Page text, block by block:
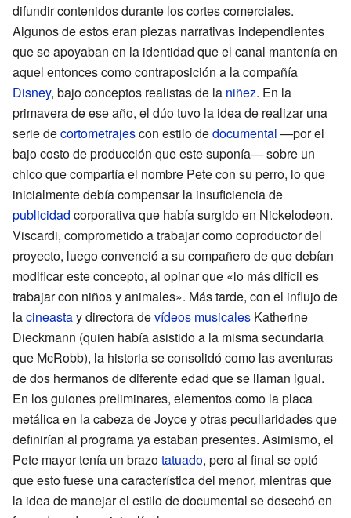
difundir contenidos durante los cortes comerciales.
Algunos de estos eran piezas narrativas independientes
que se apoyaban en la identidad que el canal mantenía en
aquel entonces como contraposición a la compañía
Disney, bajo conceptos realistas de la niñez. En la
primavera de ese año, el dúo tuvo la idea de realizar una
serie decortometrajescon estilo dedocumental —por el
bajo costo de producción que este suponía— sobre un
chico que compartía el nombre Pete con su perro, lo que
inicialmente debía compensar la insuficiencia de
publicidad corporativa que había surgido en Nickelodeon.
Viscardi, comprometido a trabajar como coproductor del
proyecto, luego convenció a su compañero de que debían
modificar este concepto, al opinar que «lo más difícil es
trabajar con niños y animales». Más tarde, con el influjo de
lacineastay directora devídeos musicales Katherine
Dieckmann (quien había asistido a la misma secundaria
que McRobb), la historia se consolidó como las aventuras
de dos hermanos de diferente edad que se llaman igual.
En los guiones preliminares, elementos como la placa
metálica en la cabeza de Joyce y otras peculiaridades que
definirían al programa ya estaban presentes. Asimismo, el
Pete mayor tenía un brazotatuado, pero al final se optó
que esto fuese una característica del menor, mientras que
la idea de manejar el estilo de documental se desechó en